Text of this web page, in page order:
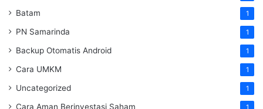
Batam 1
PN Samarinda 1
Backup Otomatis Android 1
Cara UMKM 1
Uncategorized 1
Cara Aman Berinvestasi Saham 1